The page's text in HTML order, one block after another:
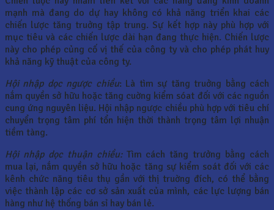
mạnh mà đang do dự hay không có khả năng triển khai các
chiến lược tăng truởng tập trung. Sự kết hợp này phù hợp với
mục tiêu và các chiến lược dài hạn đang thực hiện. Chiến lược
này cho phép củng cố vị thế của công ty và cho phép phát huy
khả năng kỹ thuật của công ty.
Hội nhập dọc ngược chiều: Là tìm sự tăng truởng bằng cách
nắm quyền sở hữu hoặc tăng cuờng kiểm sóat đối với các nguồn
cung ứng nguyên liệu. Hội nhập ngược chiều phù hợp với tiêu chí
chuyển trọng tâm phí tổn hiện thời thành trọng tâm lợi nhuận
tiềm tàng.
Hội nhập dọc thuận chiều:Tìm cách tăng trưởng bằng cách
mua lại, nắm quyền sở hữu hoặc tăng sự kiểm soát đối với các
kênh chức năng tiêu thụ gần với thị truờng đích, có thể bằng
việc thành lập các cơ sở sản xuất của mình, các lực lượng bán
hàng như hệ thống bán sỉ hay bán lẻ.